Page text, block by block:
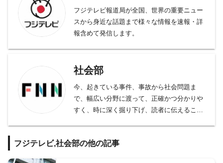
フジテレビ報道局が全国、世界の重要ニュー
スから身近な話題まで様々な情報を速報・詳
報含めて発信します。
社会部
今、起きている事件、事故から社会問題ま
で、幅広い分野に渡って、正確かつ分かりや
すく、時に深く掘り下げ、読者に伝えること
交通･国土、教育、科学、宇宙、災害・防災
フジテレビ,社会部の他の記事